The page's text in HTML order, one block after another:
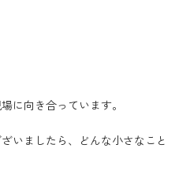
に向き合っています。
いましたら、どんな小さなこと